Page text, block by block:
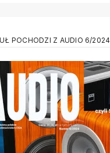
POCHODZI Z AUDIO 6/2024